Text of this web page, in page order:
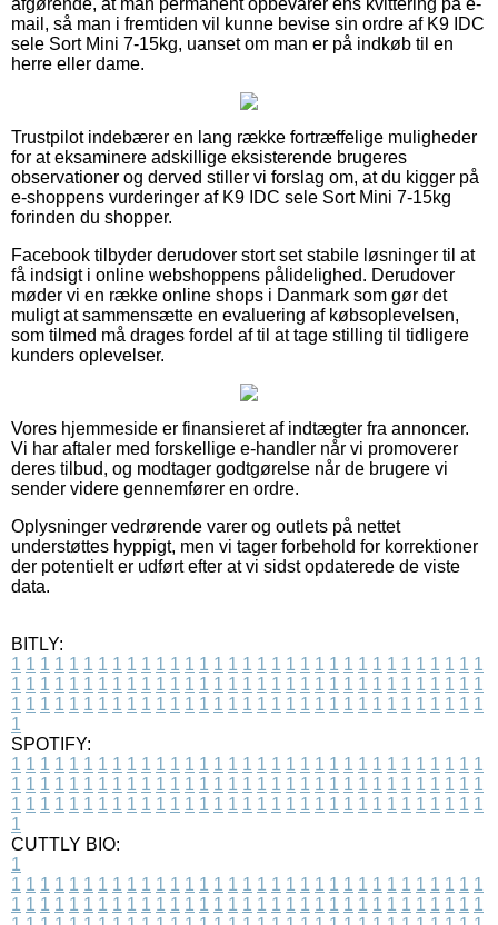
mail, så man i fremtiden vil kunne bevise sin ordre af K9 IDC
sele Sort Mini 7-15kg, uanset om man er på indkøb til en
herre eller dame.
Trustpilot indebærer en lang række fortræffelige muligheder
for at eksaminere adskillige eksisterende brugeres
observationer og derved stiller vi forslag om, at du kigger på
e-shoppens vurderinger af K9 IDC sele Sort Mini 7-15kg
forinden du shopper.
Facebook tilbyder derudover stort set stabile løsninger til at
få indsigt i online webshoppens pålidelighed. Derudover
møder vi en række online shops i Danmark som gør det
muligt at sammensætte en evaluering af købsoplevelsen,
som tilmed må drages fordel af til at tage stilling til tidligere
kunders oplevelser.
Vores hjemmeside er finansieret af indtægter fra annoncer.
Vi har aftaler med forskellige e-handler når vi promoverer
deres tilbud, og modtager godtgørelse når de brugere vi
sender videre gennemfører en ordre.
Oplysninger vedrørende varer og outlets på nettet
understøttes hyppigt, men vi tager forbehold for korrektioner
der potentielt er udført efter at vi sidst opdaterede de viste
data.
BITLY:
1 1 1 1 1 1 1 1 1 1 1 1 1 1 1 1 1 1 1 1 1 1 1 1 1 1 1 1 1 1 1 1 1
1 1 1 1 1 1 1 1 1 1 1 1 1 1 1 1 1 1 1 1 1 1 1 1 1 1 1 1 1 1 1 1 1
1 1 1 1 1 1 1 1 1 1 1 1 1 1 1 1 1 1 1 1 1 1 1 1 1 1 1 1 1 1 1 1 1
1
SPOTIFY:
1 1 1 1 1 1 1 1 1 1 1 1 1 1 1 1 1 1 1 1 1 1 1 1 1 1 1 1 1 1 1 1 1
1 1 1 1 1 1 1 1 1 1 1 1 1 1 1 1 1 1 1 1 1 1 1 1 1 1 1 1 1 1 1 1 1
1 1 1 1 1 1 1 1 1 1 1 1 1 1 1 1 1 1 1 1 1 1 1 1 1 1 1 1 1 1 1 1 1
1
CUTTLY BIO:
1
1 1 1 1 1 1 1 1 1 1 1 1 1 1 1 1 1 1 1 1 1 1 1 1 1 1 1 1 1 1 1 1 1
1 1 1 1 1 1 1 1 1 1 1 1 1 1 1 1 1 1 1 1 1 1 1 1 1 1 1 1 1 1 1 1 1